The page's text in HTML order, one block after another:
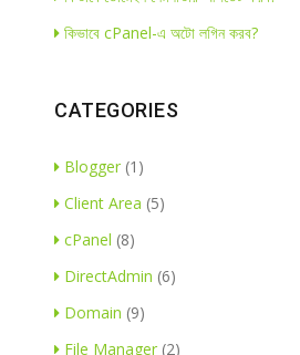
কিভাবে cPanel-এ অটো লগিন করব?
CATEGORIES
Blogger (1)
Client Area (5)
cPanel (8)
DirectAdmin (6)
Domain (9)
File Manager (2)